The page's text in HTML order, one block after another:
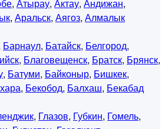
, Атырау, Актау, Андижан,
, Аральск, Аягоз, Алмалык
Барнаул, Батайск, Белгород,
, Благовещенск, Братск, Брянск,
, Батуми, Байконыр, Бишкек,
, Бекобод, Балхаш, Бекабад
, Глазов, Губкин, Гомель,